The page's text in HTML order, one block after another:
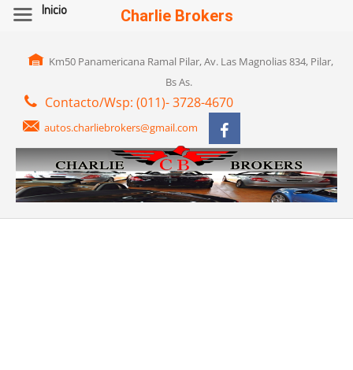
Km50 Panamericana Ramal Pilar, Av. Las Magnolias 834, Pilar,
Bs As.
Contacto/Wsp: (011)- 3728-4670
autos.charliebrokers@gmail.com
Inicio Charlie Brokers